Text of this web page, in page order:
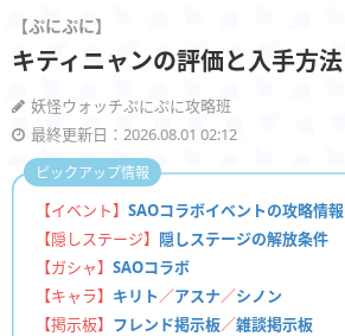
【ぷにぷに】
キティニャンの評価と入手方法
妖怪ウォッチぷにぷに攻略班
最終更新日：2026.08.01 02:12
【イベント】 SAOコラボイベントの攻略情報
【隠しステージ】 隠しステージの解放条件
【ガシャ】 SAOコラボ
【キャラ】 キリト／アスナ／シノン
【掲示板】 フレンド掲示板／雑談掲示板
ピックアップ情報